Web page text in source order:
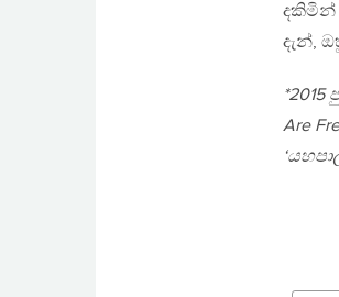
දකිමින්
දැන්,
Are